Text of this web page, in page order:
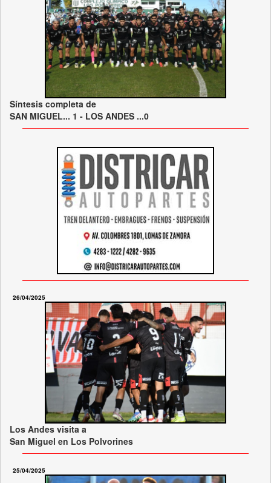
Síntesis completa de
SAN MIGUEL... 1 - LOS ANDES ...0
26/04/2025
Los Andes visita a
San Miguel en Los Polvorines
25/04/2025